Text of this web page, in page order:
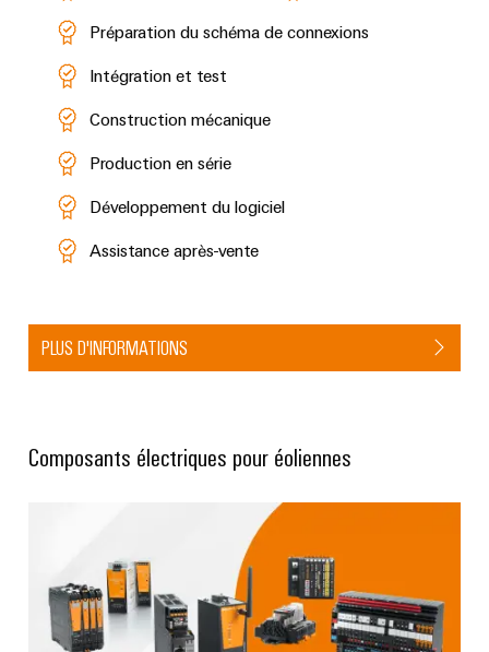
Préparation du schéma de connexions
Intégration et test
Construction mécanique
Production en série
Développement du logiciel
Assistance après-vente
PLUS D'INFORMATIONS
Composants électriques pour éoliennes